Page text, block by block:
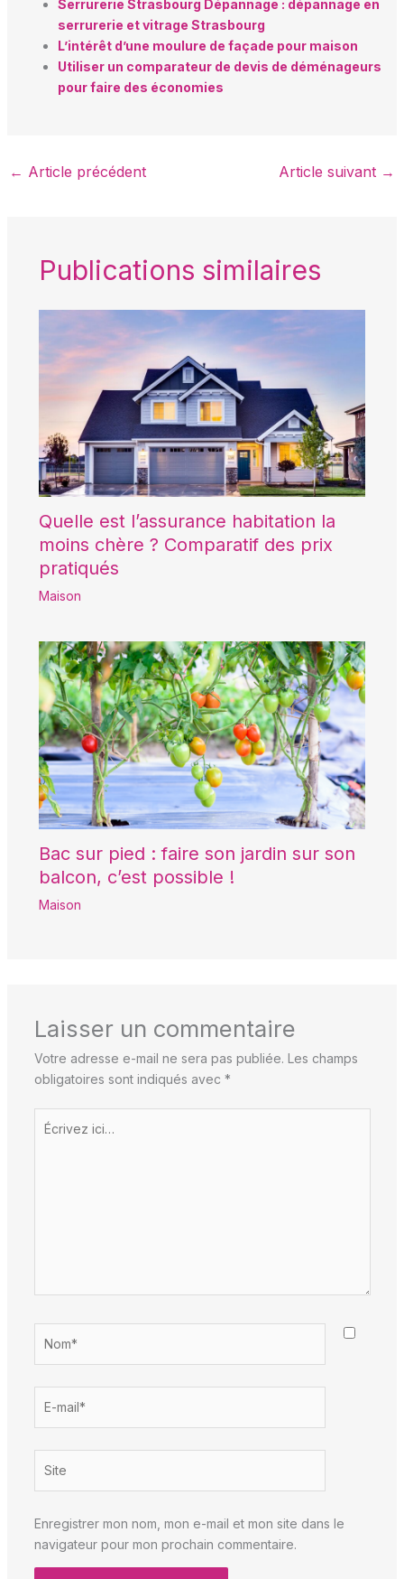
Serrurerie Strasbourg Dépannage : dépannage en
serrurerie et vitrage Strasbourg
L’intérêt d’une moulure de façade pour maison
Utiliser un comparateur de devis de déménageurs
pour faire des économies
← Article précédent Article suivant →
Publications similaires
Quelle est l’assurance habitation la
moins chère ? Comparatif des prix
pratiqués
Maison
Bac sur pied : faire son jardin sur son
balcon, c’est possible !
Maison
Laisser un commentaire
Votre adresse e-mail ne sera pas publiée. Les champs
obligatoires sont indiqués avec *
Écrivez
ici…
mail*
Enregistrer mon nom, mon e-mail et mon site dans le
navigateur pour mon prochain commentaire.